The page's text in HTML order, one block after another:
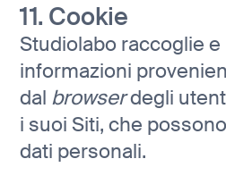
11. Cookie
Studiolabo raccoglie
informazioni
dal browserdegli
i suoi Siti, che
dati personali.